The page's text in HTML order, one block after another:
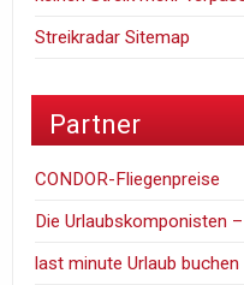
Streikradar Sitemap
Partner
CONDOR-Fliegenpreise
Die Urlaubskomponisten
last minute Urlaub buchen